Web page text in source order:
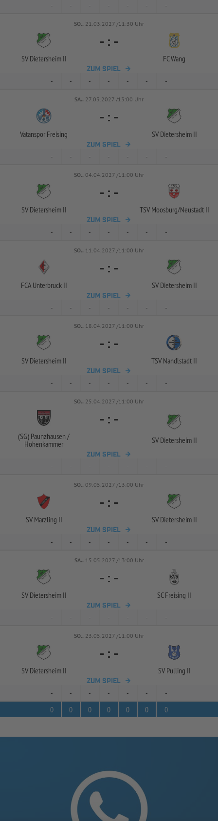
- - - - - - -
SO.. 21.03.2027 /11:30 Uhr
SV Dietersheim II
- : -
FC Wang
ZUM SPIEL
- - - - - - -
SA.. 27.03.2027 /13:00 Uhr
Vatanspor Freising
- : -
SV Dietersheim II
ZUM SPIEL
- - - - - - -
SO.. 04.04.2027 /11:00 Uhr
SV Dietersheim II
- : -
TSV Moosburg/Neustadt II
ZUM SPIEL
- - - - - - -
SO.. 11.04.2027 /11:00 Uhr
FCA Unterbruck II
- : -
SV Dietersheim II
ZUM SPIEL
- - - - - - -
SO.. 18.04.2027 /11:00 Uhr
SV Dietersheim II
- : -
TSV Nandlstadt II
ZUM SPIEL
- - - - - - -
SO.. 25.04.2027 /11:00 Uhr
(SG) Paunzhausen /
Hohenkammer
- : -
SV Dietersheim II
ZUM SPIEL
- - - - - - -
SO.. 09.05.2027 /13:00 Uhr
SV Marzling II
- : -
SV Dietersheim II
ZUM SPIEL
- - - - - - -
SA.. 15.05.2027 /13:00 Uhr
SV Dietersheim II
- : -
SC Freising II
ZUM SPIEL
- - - - - - -
SO.. 23.05.2027 /11:00 Uhr
SV Dietersheim II
- : -
SV Pulling II
ZUM SPIEL
- - - - - -
-
0
0 0 0 0 0 0